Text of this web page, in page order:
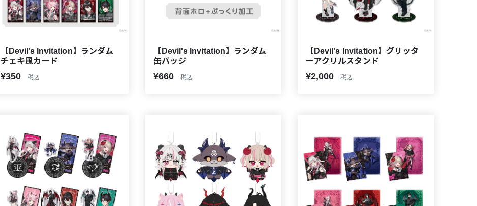
【Devil's Invitation】ランダム
チェキ風カード
¥350 税込
【Devil's Invitation】ランダム
缶バッジ
¥660 税込
【Devil's Invitation】グリッタ
ーアクリルスタンド
¥2,000 税込